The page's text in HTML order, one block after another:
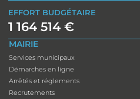
EFFORT BUDGÉTAIRE
1 164 514 €
MAIRIE
Services municipaux
Démarches en ligne
Arrêtés et réglements
Recrutements